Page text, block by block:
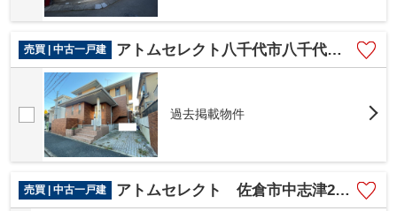
売買 | 中古一戸建 アトムセレクト八千代市八千代台北中古戸建
過去掲載物件
売買 | 中古一戸建 アトムセレクト 佐倉市中志津2丁目中古戸建